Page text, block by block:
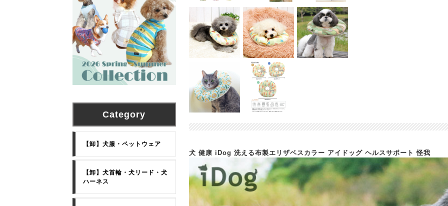
犬 健康 iDog 洗える布製エリザベスカラー アイドッグ ヘルスサポート 怪我
Category
【卸】犬服・ペットウェア
【卸】犬首輪・犬リード・犬
ハーネス